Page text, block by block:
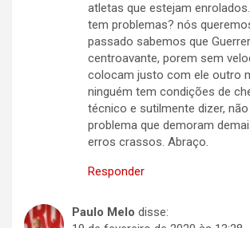
atletas que estejam
tem problemas? nós
passado sabemos que
centroavante, porem sem
colocam justo com ele outro
ninguém tem condições de
técnico e sutilmente dizer,
problema que demoram
erros crassos. Abraço.
Responder
Paulo Melo disse: